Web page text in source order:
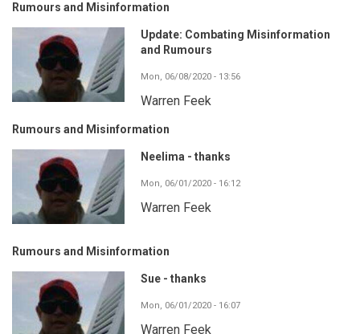
Rumours and Misinformation
Update: Combating Misinformation
and Rumours
Mon, 06/08/2020 - 13:56
Warren Feek
Rumours and Misinformation
Neelima - thanks
Mon, 06/01/2020 - 16:12
Warren Feek
Rumours and Misinformation
Sue - thanks
Mon, 06/01/2020 - 16:07
Warren Feek